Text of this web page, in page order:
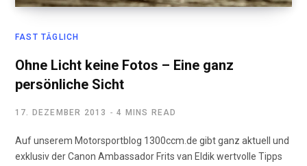
FAST TÄGLICH
Ohne Licht keine Fotos – Eine ganz
persönliche Sicht
17. DEZEMBER 2013 4 MINS READ
Auf unserem Motorsportblog 1300ccm.de gibt ganz aktuell und
exklusiv der Canon Ambassador Frits van Eldik wertvolle Tipps